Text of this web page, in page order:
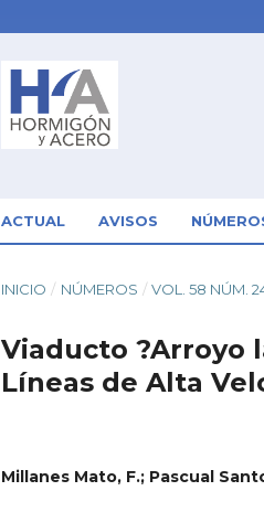
ACTUAL AVISOS
INICIO / NÚMEROS / VOL. 58 NÚM.
Viaducto ?Arroyo
Líneas de Alta
Millanes Mato, F.; Pascual